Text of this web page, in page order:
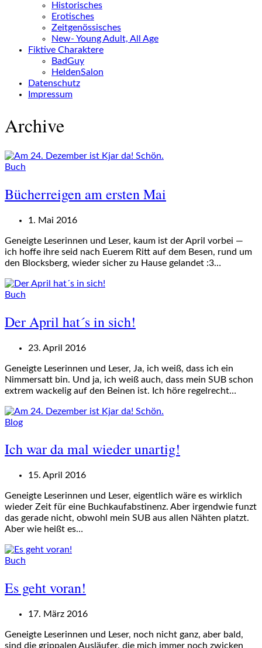
Historisches
Erotisches
Zeitgenössisches
New- Young Adult, All Age
Fiktive Charaktere
BadGuy
HeldenSalon
Datenschutz
Impressum
Archive
Buch
Bücherreigen am ersten Mai
1. Mai 2016
Geneigte Leserinnen und Leser, kaum ist der April vorbei —
ich hoffe ihre seid nach Euerem Ritt auf dem Besen, rund um
den Blocksberg, wieder sicher zu Hause gelandet :3…
Buch
Der April hat´s in sich!
23. April 2016
Geneigte Leserinnen und Leser, Ja, ich weiß, dass ich ein
Nimmersatt bin. Und ja, ich weiß auch, dass mein SUB schon
extrem wackelig auf den Beinen ist. Ich höre regelrecht…
Blog
Ich war da mal wieder unartig!
15. April 2016
Geneigte Leserinnen und Leser, eigentlich wäre es wirklich
wieder Zeit für eine Buchkaufabstinenz. Aber irgendwie funzt
das gerade nicht, obwohl mein SUB aus allen Nähten platzt.
Aber wie heißt es…
Buch
Es geht voran!
17. März 2016
Geneigte Leserinnen und Leser, noch nicht ganz, aber bald,
sind die grippalen Ausläufer, die mich immer noch zwicken